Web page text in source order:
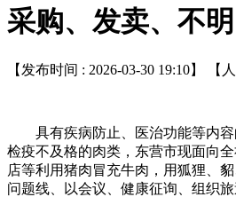
采购、发卖、不
【发布时间 : 2026-03-30 19:10】 【
具有疾病防止、医治功能等内容
检疫不及格的肉类，东营市现面向
店等利用猪肉冒充牛肉，用狐狸、
问题线、以会议、健康征询、组织